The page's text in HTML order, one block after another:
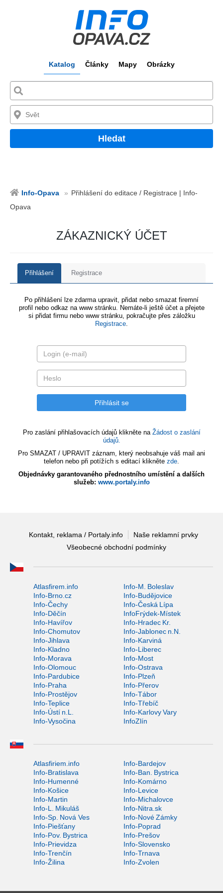
Katalog Články Mapy Obrázky
Hledat
Info-Opava
Přihlášení do editace / Registrace | Info-
Opava
ZÁKAZNICKÝ ÚČET
Přihlášení Registrace
Po přihlášení lze zdarma upravit, přidat nebo smazat firemní
profil nebo odkaz na www stránku. Nemáte-li ještě účet a přejete
si přidat firmu nebo www stránku, pokračujte přes záložku
Registrace.
Pro zaslání přihlašovacích údajů klikněte na Žádost o zaslání
údajů.
Pro SMAZAT / UPRAVIT záznam, který neobsahuje váš mail ani
telefon nebo při potížích s editací klikněte zde.
Objednávky garantovaného přednostního umístění a dalších
služeb: www.portaly.info
Kontakt, reklama / Portaly.info
Naše reklamní prvky
Všeobecné obchodní podmínky
Atlasfirem.info
Info-M. Boleslav
Info-Brno.cz
Info-Budějovice
Info-Čechy
Info-Česká Lípa
Info-Děčín
InfoFrýdek-Místek
Info-Havířov
Info-Hradec Kr.
Info-Chomutov
Info-Jablonec n.N.
Info-Jihlava
Info-Karviná
Info-Kladno
Info-Liberec
Info-Morava
Info-Most
Info-Olomouc
Info-Ostrava
Info-Pardubice
Info-Plzeň
Info-Praha
Info-Přerov
Info-Prostějov
Info-Tábor
Info-Teplice
Info-Třebíč
Info-Ústí n.L.
Info-Karlovy Vary
Info-Vysočina
InfoZlín
Atlasfiriem.info
Info-Bardejov
Info-Bratislava
Info-Ban. Bystrica
Info-Humenné
Info-Komárno
Info-Košice
Info-Levice
Info-Martin
Info-Michalovce
Info-L. Mikuláš
Info-Nitra.sk
Info-Sp. Nová Ves
Info-Nové Zámky
Info-Piešťany
Info-Poprad
Info-Pov. Bystrica
Info-Prešov
Info-Prievidza
Info-Slovensko
Info-Trenčín
Info-Trnava
Info-Žilina
Info-Zvolen